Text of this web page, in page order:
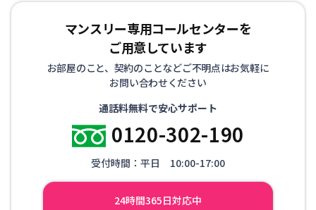
マンスリー専用コールセンターを
ご用意しています
お部屋のこと、契約のことなどご不明点はお気軽に
お問い合わせください
通話料無料で安心サポート
0120-302-190
受付時間：平日 10:00-17:00
24時間365日対応中